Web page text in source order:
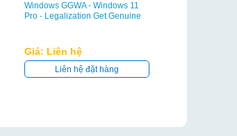
Windows GGWA - Windows 11
Pro - Legalization Get Genuine
Giá: Liên hệ
Liên hệ đặt hàng